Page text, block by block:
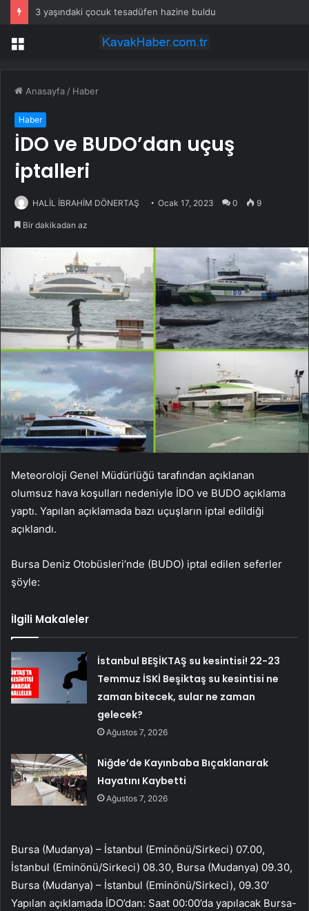
3 yaşındaki çocuk tesadüfen hazine buldu
Menü
Anasayfa / Haber
Haber
İDO ve BUDO’dan uçuş
iptalleri
HALİL İBRAHİM DÖNERTAŞ Ocak 17, 2023 0 9
Bir dakikadan az
Meteoroloji Genel Müdürlüğü tarafından açıklanan
olumsuz hava koşulları nedeniyle İDO ve BUDO açıklama
yaptı. Yapılan açıklamada bazı uçuşların iptal edildiği
açıklandı.
Bursa Deniz Otobüsleri’nde (BUDO) iptal edilen seferler
şöyle:
İlgili Makaleler
İstanbul BEŞİKTAŞ su kesintisi! 22-23
Temmuz İSKİ Beşiktaş su kesintisi ne
zaman bitecek, sular ne zaman
gelecek?
Ağustos 7, 2026
Niğde’de Kayınbaba Bıçaklanarak
Hayatını Kaybetti
Ağustos 7, 2026
Bursa (Mudanya) – İstanbul (Eminönü/Sirkeci) 07.00,
İstanbul (Eminönü/Sirkeci) 08.30, Bursa (Mudanya) 09.30,
Bursa (Mudanya) – İstanbul (Eminönü/Sirkeci), 09.30′
Yapılan açıklamada İDO’dan: Saat 00:00’da yapılacak Bursa-